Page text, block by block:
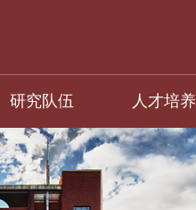
研究队伍 人才培养